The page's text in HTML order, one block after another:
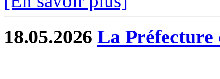
18.05.2026 La Préfecture